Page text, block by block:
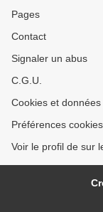
Pages
Contact
Signaler un abus
C.G.U.
Cookies et
Préférences cookies
Voir le profil de sur